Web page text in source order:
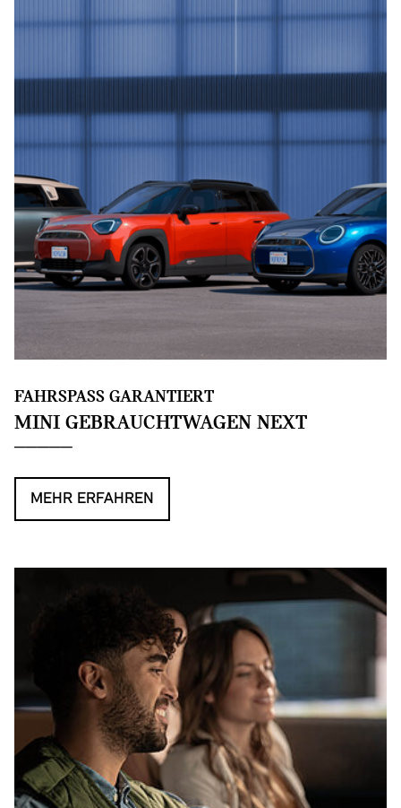
FAHRSPASS GARANTIERT
MINI GEBRAUCHTWAGEN NEXT
MEHR ERFAHREN